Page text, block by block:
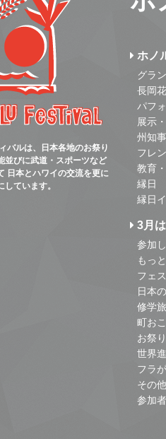
バルは、日本各地のお祭り
並びに武道・スポーツなど
日本とハワイの交流を更に
ています。
ホノ
グラ
長岡
パフ
展示
州知
フレ
教育
縁日
縁日
3月
参加
もっ
フェ
日本
修学
町お
お祭
世界
フラ
その
参加